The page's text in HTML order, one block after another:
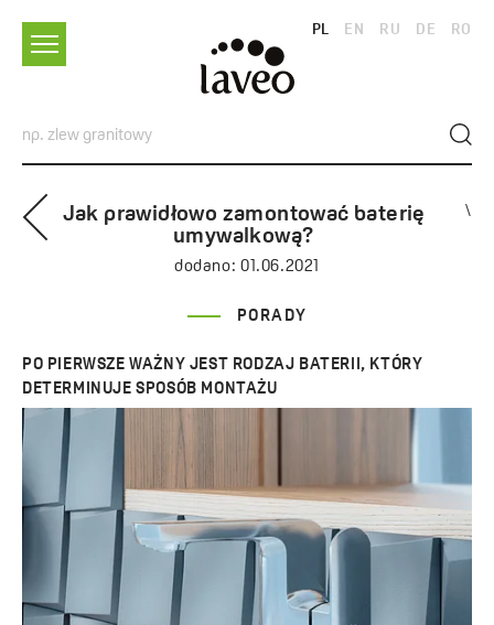
PL EN RU DE RO
Jak prawidłowo zamontować baterię
umywalkową?
\
dodano: 01.06.2021
PORADY
PO PIERWSZE WAŻNY JEST RODZAJ BATERII, KTÓRY
DETERMINUJE SPOSÓB MONTAŻU